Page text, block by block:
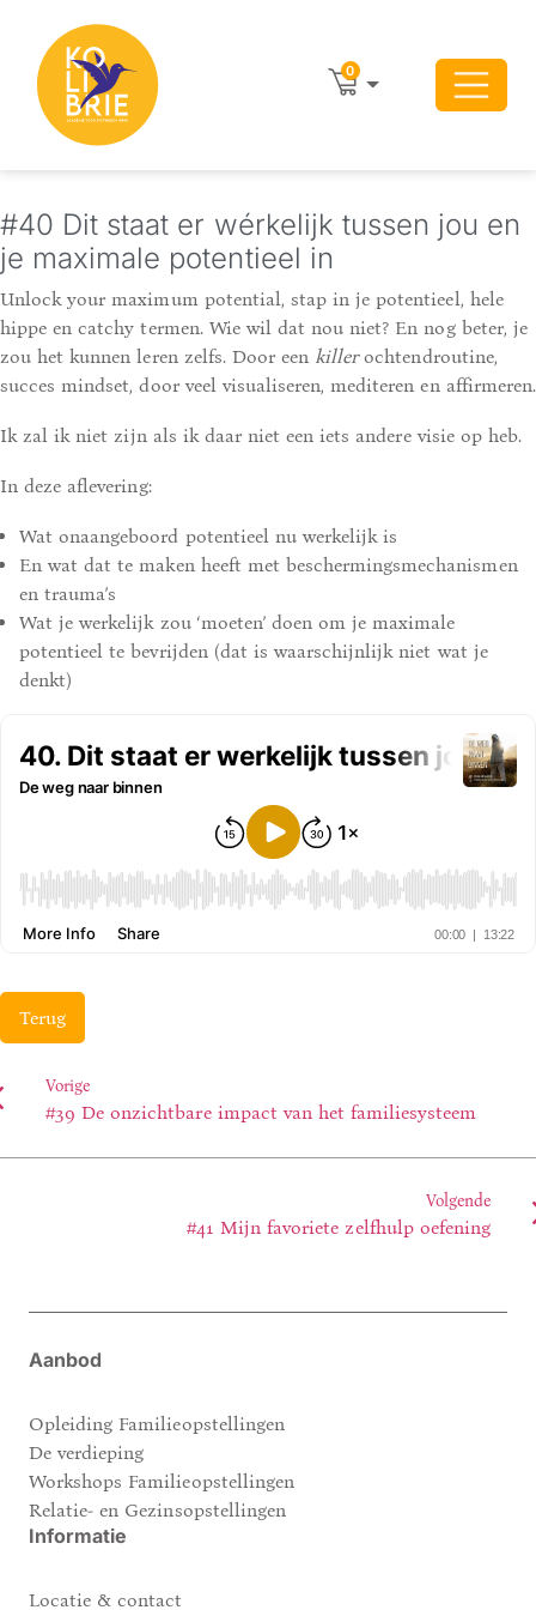
0
#40 Dit staat er wérkelijk tussen jou en
je maximale potentieel in
Unlock your maximum potential, stap in je potentieel, hele
hippe en catchy termen. Wie wil dat nou niet? En nog beter, je
zou het kunnen leren zelfs. Door een killerochtendroutine,
succes mindset, door veel visualiseren, mediteren en affirmeren.
Ik zal ik niet zijn als ik daar niet een iets andere visie op heb.
In deze aflevering:
Wat onaangeboord potentieel nu werkelijk is
En wat dat te maken heeft met beschermingsmechanismen
en trauma’s
Wat je werkelijk zou ‘moeten’ doen om je maximale
potentieel te bevrijden (dat is waarschijnlijk niet wat je
denkt)
Terug
Vorige
#39 De onzichtbare impact van het familiesysteem
Volgende
#41 Mijn favoriete zelfhulp oefening
Aanbod
Opleiding Familieopstellingen
De verdieping
Workshops Familieopstellingen
Relatie- en Gezinsopstellingen
Informatie
Locatie & contact